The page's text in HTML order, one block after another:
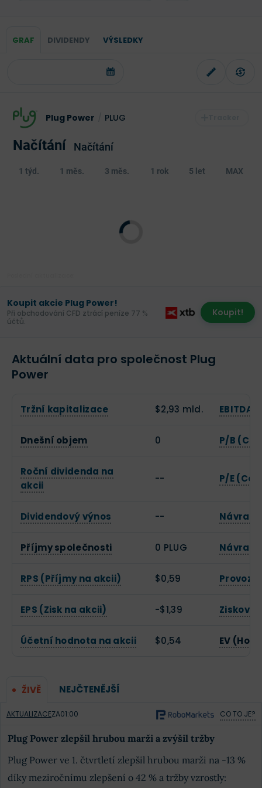
GRAF DIVIDENDY VÝSLEDKY
Plug Power PLUG
Načítání Načítání
1 týd. 1 měs. 3 měs. 1 rok 5 let MAX
Koupit akcie Plug Power!
Při obchodování CFD ztrácí peníze 77 %
účtů.
Koupit!
Aktuální data pro společnost Plug
Power
Tržní kapitalizace $2,93 mld. EBITDA
Dnešní objem 0 P/B
Roční dividenda na
akcii
-- P/E
Dividendový výnos --
Příjmy společnosti 0 PLUG
RPS (Příjmy na akcii) $0,59
EPS (Zisk na akcii) -$1,39 Zisková
Účetní hodnota na akcii $0,54 EV
ŽIVĚ NEJČTENĚJŠÍ
AKTUALIZACEZA01:00 CO TO JE?
Plug Power zlepšil hrubou marži a zvýšil tržby
Plug Power ve 1. čtvrtletí zlepšil hrubou marži na -13 %
díky meziročnímu zlepšení o 42 % a tržby vzrostly: